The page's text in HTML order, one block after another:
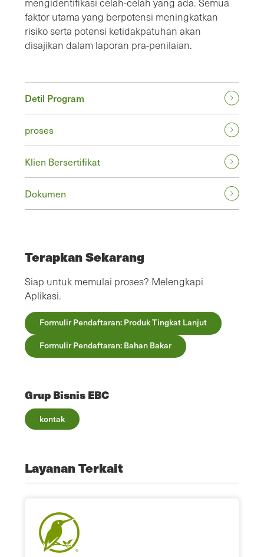
mengidentifikasi celah-celah yang ada. Semua
faktor utama yang berpotensi meningkatkan
risiko serta potensi ketidakpatuhan akan
disajikan dalam laporan pra-penilaian.
Detil Program
proses
Klien Bersertifikat
Dokumen
Terapkan Sekarang
Siap untuk memulai proses? Melengkapi
Aplikasi.
Formulir Pendaftaran: Produk Tingkat Lanjut
Formulir Pendaftaran: Bahan Bakar
Grup Bisnis EBC
kontak
Layanan Terkait